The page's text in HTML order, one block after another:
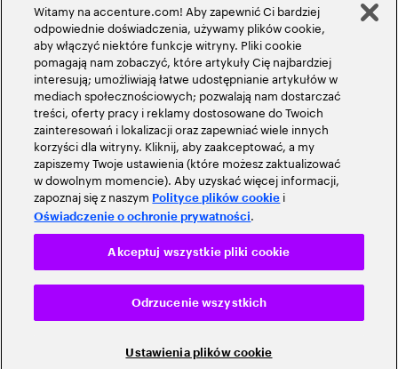
Witamy na accenture.com! Aby zapewnić Ci bardziej
odpowiednie doświadczenia, używamy plików cookie,
aby włączyć niektóre funkcje witryny. Pliki cookie
pomagają nam zobaczyć, które artykuły Cię najbardziej
interesują; umożliwiają łatwe udostępnianie artykułów w
mediach społecznościowych; pozwalają nam dostarczać
treści, oferty pracy i reklamy dostosowane do Twoich
zainteresowań i lokalizacji oraz zapewniać wiele innych
korzyści dla witryny. Kliknij, aby zaakceptować, a my
zapiszemy Twoje ustawienia (które możesz zaktualizować
w dowolnym momencie). Aby uzyskać więcej informacji,
zapoznaj się z naszym Polityce plików cookie i
Oświadczenie o ochronie prywatności.
Ustawienia plików cookie
Odrzucenie wszystkich
Akceptuj wszystkie pliki cookie